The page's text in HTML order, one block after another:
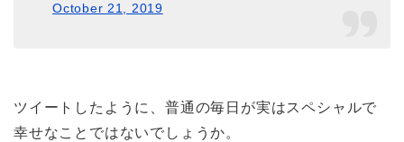
October 21, 2019
ツイートしたように、普通の毎日が実はスペシャルで
幸せなことではないでしょうか。